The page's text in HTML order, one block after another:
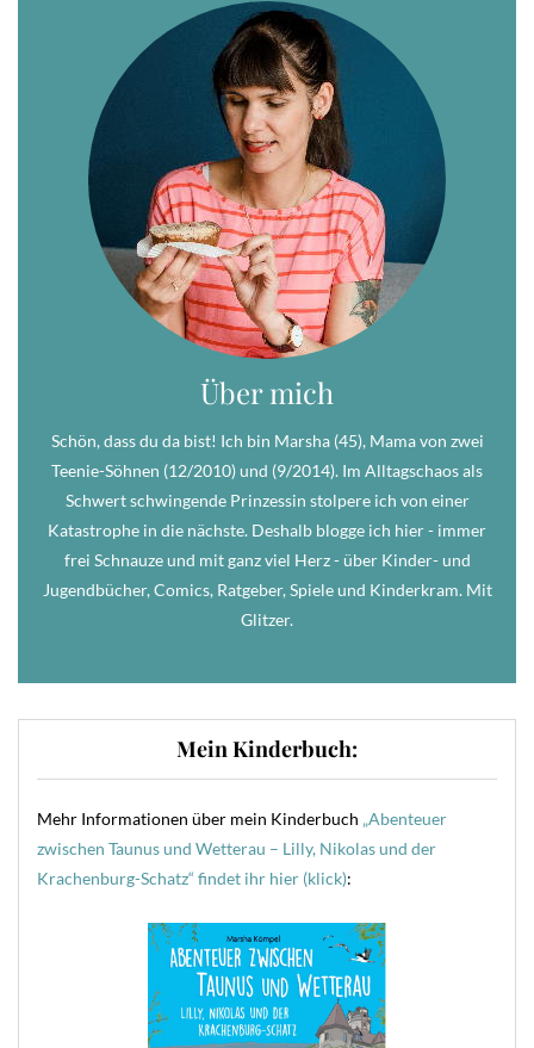
Über mich
Schön, dass du da bist! Ich bin Marsha (45), Mama von zwei
Teenie-Söhnen (12/2010) und (9/2014). Im Alltagschaos als
Schwert schwingende Prinzessin stolpere ich von einer
Katastrophe in die nächste. Deshalb blogge ich hier - immer
frei Schnauze und mit ganz viel Herz - über Kinder- und
Jugendbücher, Comics, Ratgeber, Spiele und Kinderkram. Mit
Glitzer.
Mein Kinderbuch:
Mehr Informationen über mein Kinderbuch „Abenteuer
zwischen Taunus und Wetterau – Lilly, Nikolas und der
Krachenburg-Schatz“ findet ihr hier (klick):